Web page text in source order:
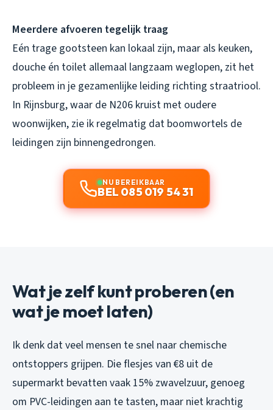
Meerdere afvoeren tegelijk traag
Eén trage gootsteen kan lokaal zijn, maar als keuken,
douche én toilet allemaal langzaam weglopen, zit het
probleem in je gezamenlijke leiding richting straatriool.
In Rijnsburg, waar de N206 kruist met oudere
woonwijken, zie ik regelmatig dat boomwortels de
leidingen zijn binnengedrongen.
NU BEREIKBAAR
BEL 085 019 54 31
Wat je zelf kunt proberen (en
wat je moet laten)
Ik denk dat veel mensen te snel naar chemische
ontstoppers grijpen. Die flesjes van €8 uit de
supermarkt bevatten vaak 15% zwavelzuur, genoeg
om PVC-leidingen aan te tasten, maar niet krachtig